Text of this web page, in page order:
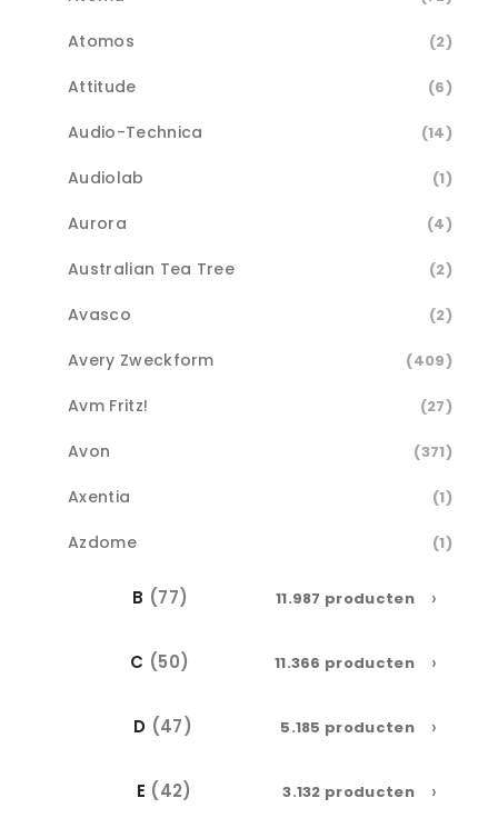
Atomos (2)
Attitude (6)
Audio-Technica (14)
Audiolab (1)
Aurora (4)
Australian Tea Tree (2)
Avasco (2)
Avery Zweckform (409)
Avm Fritz! (27)
Avon (371)
Axentia (1)
Azdome (1)
B (77) 11.987 producten ›
C (50) 11.366 producten ›
D (47) 5.185 producten ›
E (42) 3.132 producten ›